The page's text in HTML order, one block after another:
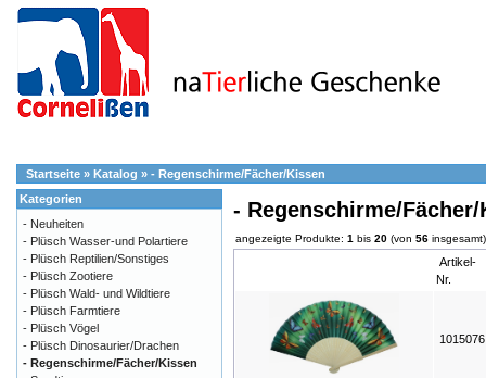
Startseite » Katalog » - Regenschirme/Fächer/Kissen
- Regenschirme/
angezeigte Produkte: 1 bis 20 (von 56 insgesamt)
Artikel-
Nr.
Kategorien
- Neuheiten
- Plüsch Wasser-und Polartiere
- Plüsch Reptilien/Sonstiges
- Plüsch Zootiere
- Plüsch Wald- und Wildtiere
- Plüsch Farmtiere
- Plüsch Vögel
- Plüsch Dinosaurier/Drachen
- Regenschirme/Fächer/Kissen